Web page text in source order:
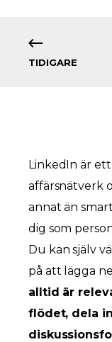
TIDIGARE
LinkedIn är
affärsnätverk
annat än
dig som
Du kan själv
på att lägga
alltid är
flödet, dela